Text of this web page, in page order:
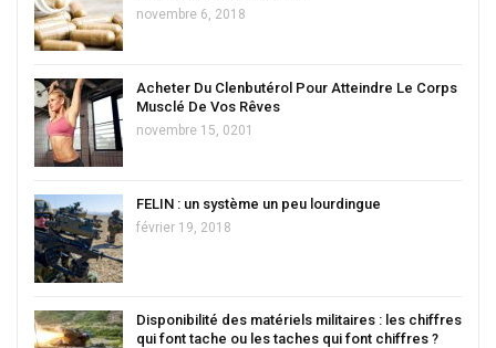
novembre 6, 2018
Acheter Du Clenbutérol Pour Atteindre Le Corps
Musclé De Vos Rêves
novembre 15, 0201
FELIN : un système un peu lourdingue
février 19, 2018
Disponibilité des matériels militaires : les chiffres
qui font tache ou les taches qui font chiffres ?